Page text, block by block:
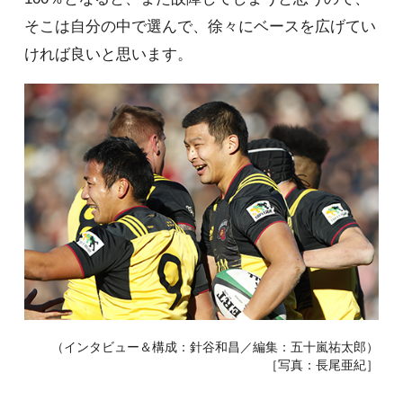
そこは自分の中で選んで、徐々にベースを広げてい
ければ良いと思います。
（インタビュー＆構成：針谷和昌／編集：五十嵐祐太郎）
［写真：長尾亜紀］